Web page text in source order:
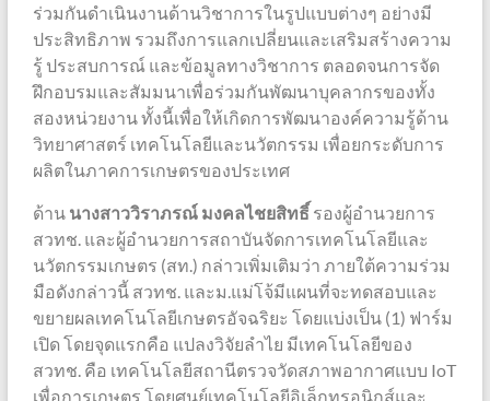
ร่วมกันดำเนินงานด้านวิชาการในรูปแบบต่างๆ อย่างมี
ประสิทธิภาพ รวมถึงการแลกเปลี่ยนและเสริมสร้างความ
รู้ ประสบการณ์ และข้อมูลทางวิชาการ ตลอดจนการจัด
ฝึกอบรมและสัมมนาเพื่อร่วมกันพัฒนาบุคลากรของทั้ง
สองหน่วยงาน ทั้งนี้เพื่อให้เกิดการพัฒนาองค์ความรู้ด้าน
วิทยาศาสตร์ เทคโนโลยีและนวัตกรรม เพื่อยกระดับการ
ผลิตในภาคการเกษตรของประเทศ
ด้าน นางสาววิราภรณ์ มงคลไชยสิทธิ์รองผู้อำนวยการ
สวทช. และผู้อำนวยการสถาบันจัดการเทคโนโลยีและ
นวัตกรรมเกษตร (สท.) กล่าวเพิ่มเติมว่า ภายใต้ความร่วม
มือดังกล่าวนี้ สวทช. และม.แม่โจ้มีแผนที่จะทดสอบและ
ขยายผลเทคโนโลยีเกษตรอัจฉริยะ โดยแบ่งเป็น (1) ฟาร์ม
เปิด โดยจุดแรกคือ แปลงวิจัยลำไย มีเทคโนโลยีของ
สวทช. คือ เทคโนโลยีสถานีตรวจวัดสภาพอากาศแบบ IoT
เพื่อการเกษตร โดยศูนย์เทคโนโลยีอิเล็กทรอนิกส์และ